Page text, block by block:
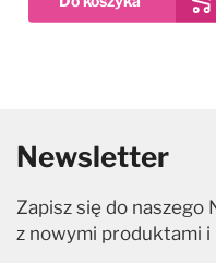
Newsletter
Zapisz się do naszego
z nowymi produktami i